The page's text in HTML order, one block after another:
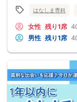
はなしま専科
女性 残り1席
男性 残り1席